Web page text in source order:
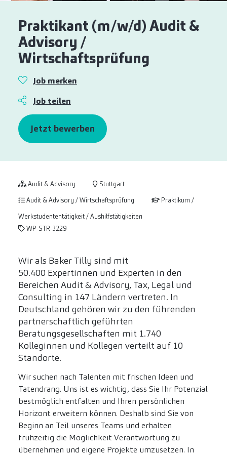
Praktikant (m/w/d) Audit &
Advisory /
Wirtschaftsprüfung
Job merken
Job teilen
Jetzt bewerben
Audit & Advisory
Stuttgart
Audit & Advisory / Wirtschaftsprüfung
Praktikum /
Werkstudententätigkeit / Aushilfstätigkeiten
WP-STR-3229
Wir als Baker Tilly sind mit
50.400 Expertinnen und Experten in den
Bereichen Audit & Advisory, Tax, Legal und
Consulting in 147 Ländern vertreten. In
Deutschland gehören wir zu den führenden
partnerschaftlich geführten
Beratungsgesellschaften mit 1.740
Kolleginnen und Kollegen verteilt auf 10
Standorte.
Wir suchen nach Talenten mit frischen Ideen und
Tatendrang. Uns ist es wichtig, dass Sie Ihr Potenzial
bestmöglich entfalten und Ihren persönlichen
Horizont erweitern können. Deshalb sind Sie von
Beginn an Teil unseres Teams und erhalten
frühzeitig die Möglichkeit Verantwortung zu
übernehmen und eigene Projekte umzusetzen. In